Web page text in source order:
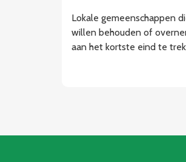
Lokale gemeenschappen
willen behouden of
aan het kortste eind te